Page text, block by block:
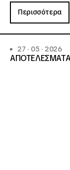
Περισσότερα
27 · 05 · 2026